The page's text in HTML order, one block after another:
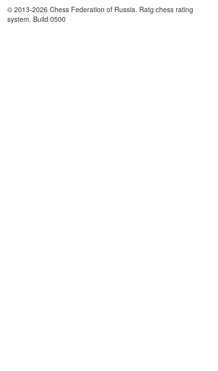
© 2013-2026 Chess Federation of Russia. Ratg chess rating
system. Build 0500